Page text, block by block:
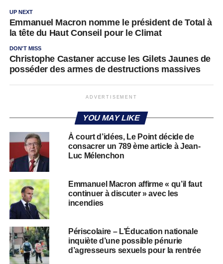
UP NEXT
Emmanuel Macron nomme le président de Total à
la tête du Haut Conseil pour le Climat
DON'T MISS
Christophe Castaner accuse les Gilets Jaunes de
posséder des armes de destructions massives
ADVERTISEMENT
YOU MAY LIKE
À court d’idées, Le Point décide de
consacrer un 789 ème article à Jean-
Luc Mélenchon
Emmanuel Macron affirme « qu’il faut
continuer à discuter » avec les
incendies
Périscolaire – L’Éducation nationale
inquiète d’une possible pénurie
d’agresseurs sexuels pour la rentrée